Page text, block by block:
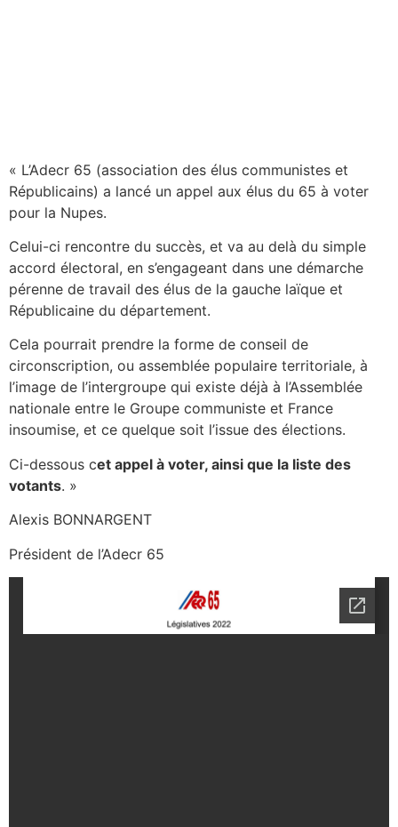
« L’Adecr 65 (association des élus communistes et
Républicains) a lancé un appel aux élus du 65 à voter
pour la Nupes.
Celui-ci rencontre du succès, et va au delà du simple
accord électoral, en s’engageant dans une démarche
pérenne de travail des élus de la gauche laïque et
Républicaine du département.
Cela pourrait prendre la forme de conseil de
circonscription, ou assemblée populaire territoriale, à
l’image de l’intergroupe qui existe déjà à l’Assemblée
nationale entre le Groupe communiste et France
insoumise, et ce quelque soit l’issue des élections.
Ci-dessous cet appel à voter, ainsi que la liste des
votants. »
Alexis BONNARGENT
Président de l’Adecr 65